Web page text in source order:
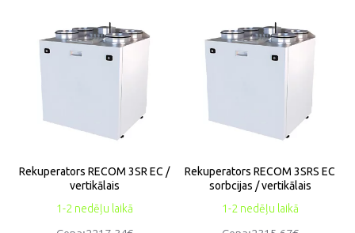
1-2 nedēļu laikā
Rekuperators RECOM 3SR EC /
vertikālais
1-2 nedēļu laikā
Rekuperators RECOM 3SRS EC
sorbcijas / vertikālais